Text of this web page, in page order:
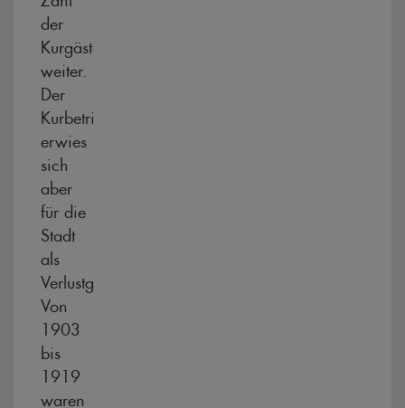
der
Kurgäste
weiter.
Der
Kurbetrieb
erwies
sich
aber
für die
Stadt
als
Verlustgeschäft.
Von
1903
bis
1919
waren